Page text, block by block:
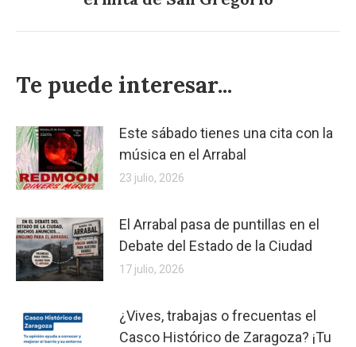
siguiente:
Te puede interesar...
Este sábado tienes una cita con la
música en el Arrabal
23 julio, 2026
El Arrabal pasa de puntillas en el
Debate del Estado de la Ciudad
17 julio, 2026
¿Vives, trabajas o frecuentas el
Casco Histórico de Zaragoza? ¡Tu